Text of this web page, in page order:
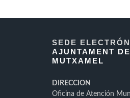
SEDE
AJUNTAMENT DE
MUTXAMEL
DIRECCION
Oficina de Atención